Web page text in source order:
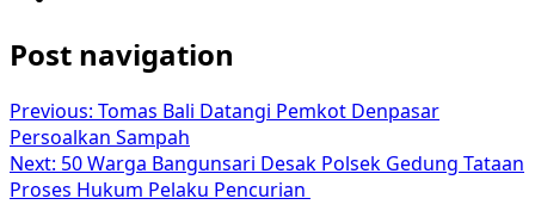
Post navigation
Previous: Tomas Bali Datangi Pemkot Denpasar
Persoalkan Sampah
Next: 50 Warga Bangunsari Desak Polsek Gedung Tataan
Proses Hukum Pelaku Pencurian